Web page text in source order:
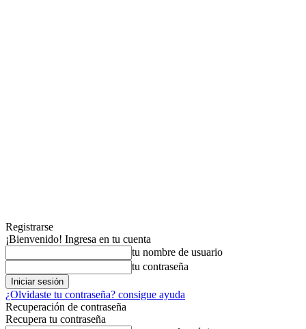
Registrarse
¡Bienvenido! Ingresa en tu cuenta
tu nombre de usuario
tu contraseña
¿Olvidaste tu contraseña? consigue ayuda
Recuperación de contraseña
Recupera tu contraseña